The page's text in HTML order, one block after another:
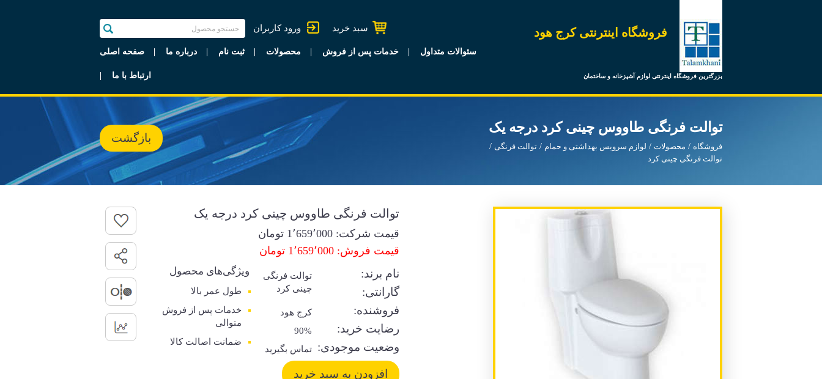
فروشگاه اینترنتی کرج هود
بزرگترین فروشگاه اینترنتی لوازم آشپزخانه و ساختمان
ورود کاربران سبد خرید
صفحه اصلی درباره ما ثبت نام محصولات خدمات پس از فروش سئوالات متداول
ارتباط با ما
توالت فرنگی طاووس چینی کرد درجه یک
فروشگاه محصولات لوازم سرویس بهداشتی و حمام
توالت فرنگی
توالت فرنگی چینی کرد
بازگشت
توالت فرنگی طاووس چینی کرد درجه یک
قیمت شرکت: 1٬659٬000 تومان
قیمت فروش: 1٬659٬000 تومان
نام برند:
توالت فرنگی
چینی کرد
گارانتی:
فروشنده:
کرج هود
رضایت خرید: 90%
وضعیت موجودی: تماس بگیرید
ویژگی‌های محصول
طول عمر بالا
خدمات پس از فروش
متوالی
ضمانت اصالت کالا